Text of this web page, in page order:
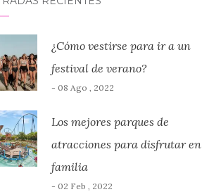
¿Cómo vestirse para ir a un
festival de verano?
- 08 Ago , 2022
Los mejores parques de
atracciones para disfrutar en
familia
- 02 Feb , 2022